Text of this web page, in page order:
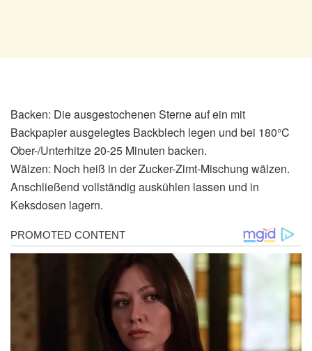
Backen: Die ausgestochenen Sterne auf ein mit
Backpapier ausgelegtes Backblech legen und bei 180°C
Ober-/Unterhitze 20-25 Minuten backen.
Wälzen: Noch heiß in der Zucker-Zimt-Mischung wälzen.
Anschließend vollständig auskühlen lassen und in
Keksdosen lagern.